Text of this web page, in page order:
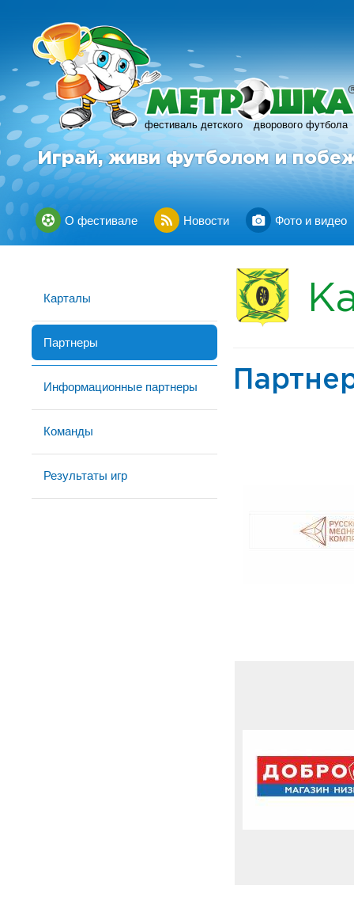
фестиваль детского дворового футбола
R
Играй, живи футболом и
О фестивале Новости Фото и видео
Карталы
Партнеры
Информационные партнеры
Команды
Результаты игр